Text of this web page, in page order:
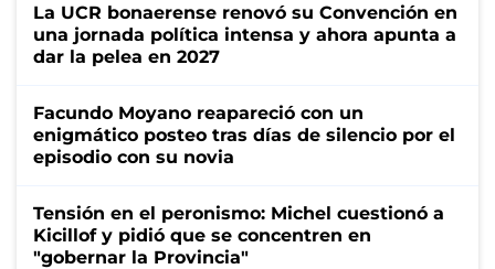
La UCR bonaerense renovó su Convención en
una jornada política intensa y ahora apunta a
dar la pelea en 2027
Facundo Moyano reapareció con un
enigmático posteo tras días de silencio por el
episodio con su novia
Tensión en el peronismo: Michel cuestionó a
Kicillof y pidió que se concentren en
"gobernar la Provincia"